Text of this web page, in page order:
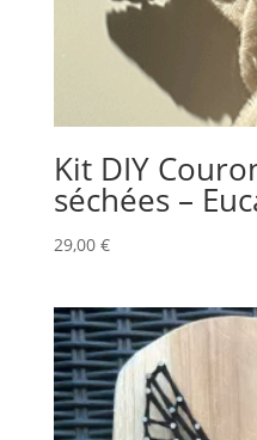
Kit DIY
séchées –
29,00 €